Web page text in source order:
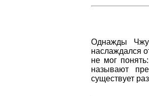
Однажды
наслаждался
не мог
называют
существует